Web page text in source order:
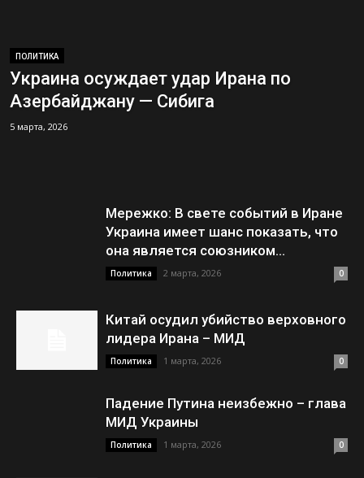
ПОЛИТИКА
Украина осуждает удар Ирана по
Азербайджану — Сибига
5 марта, 2026
Мережко: В свете событий в Иране
Украина имеет шанс показать, что
она является союзником...
Политика 2 марта, 2026 0
Китай осудил убийство верховного
лидера Ирана – МИД
Политика 1 марта, 2026 0
Падение Путина неизбежно – глава
МИД Украины
Политика 1 марта, 2026 0